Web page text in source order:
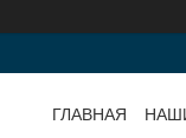
ГЛАВНАЯ